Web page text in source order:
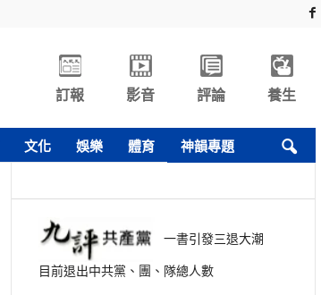
訂報 影音 評論 養生
文化 娛樂 體育 神韻專題
一書引發三退大潮
目前退出中共黨、團、隊總人數